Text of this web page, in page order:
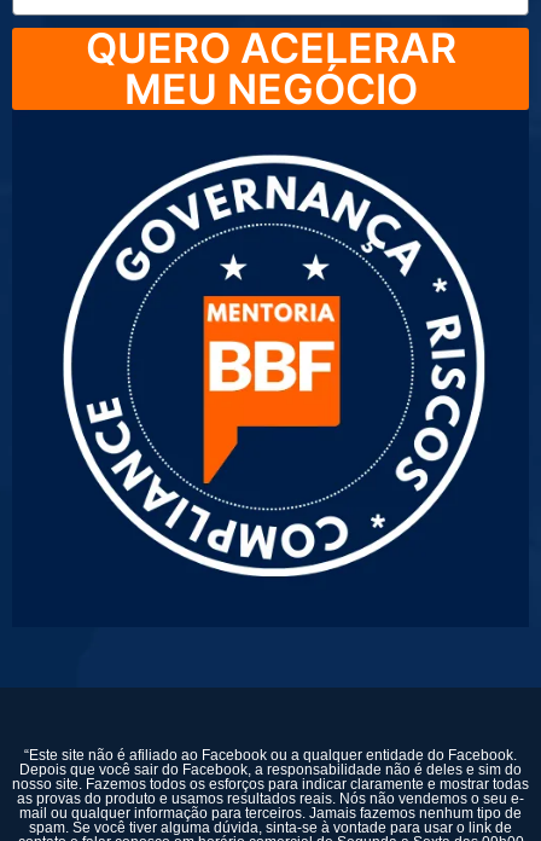
QUERO ACELERAR
MEU NEGÓCIO
“Este site não é afiliado ao Facebook ou a qualquer entidade do Facebook.
Depois que você sair do Facebook, a responsabilidade não é deles e sim do
nosso site. Fazemos todos os esforços para indicar claramente e mostrar todas
as provas do produto e usamos resultados reais. Nós não vendemos o seu e-
mail ou qualquer informação para terceiros. Jamais fazemos nenhum tipo de
spam. Se você tiver alguma dúvida, sinta-se à vontade para usar o link de